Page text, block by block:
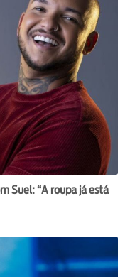
Suel: “A roupa já está